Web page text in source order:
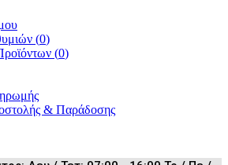
(0)
(0)
& Παράδοσης